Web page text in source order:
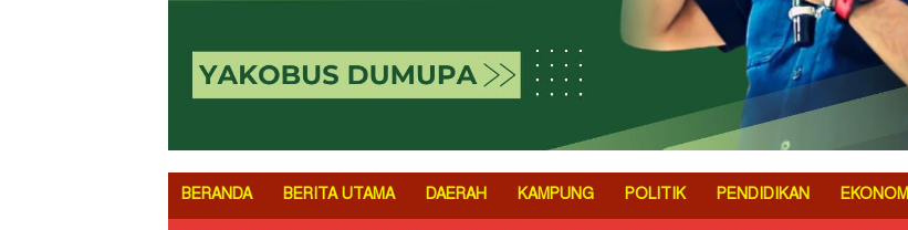
BERANDA BERITA UTAMA DAERAH KAMPUNG POLITIK PENDIDIKAN EKONOMI